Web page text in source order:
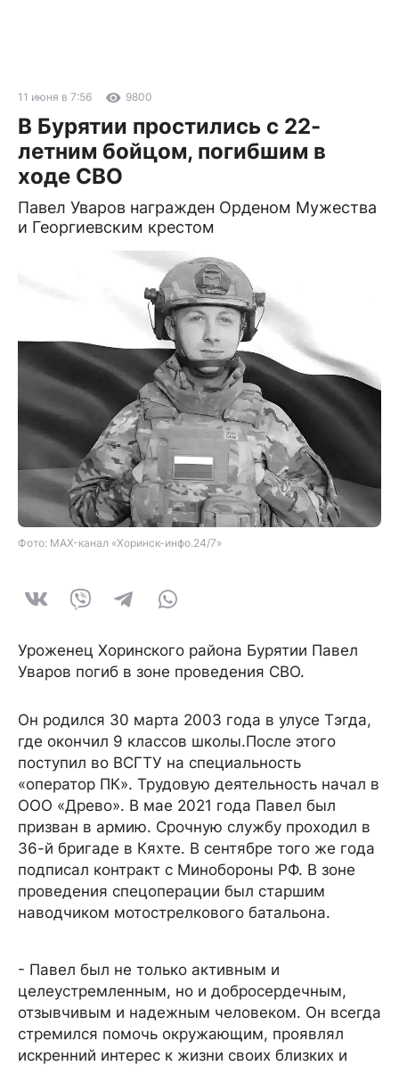
11 июня в 7:56 9800
В Бурятии простились с 22-
летним бойцом, погибшим в
ходе СВО
Павел Уваров награжден Орденом Мужества
и Георгиевским крестом
Фото: MAX-канал «Хоринск-инфо.24/7»
Уроженец Хоринского района Бурятии Павел
Уваров погиб в зоне проведения СВО.
Он родился 30 марта 2003 года в улусе Тэгда,
где окончил 9 классов школы.После этого
поступил во ВСГТУ на специальность
«оператор ПК». Трудовую деятельность начал в
ООО «Древо». В мае 2021 года Павел был
призван в армию. Срочную службу проходил в
36-й бригаде в Кяхте. В сентябре того же года
подписал контракт с Минобороны РФ. В зоне
проведения спецоперации был старшим
наводчиком мотострелкового батальона.
- Павел был не только активным и
целеустремленным, но и добросердечным,
отзывчивым и надежным человеком. Он всегда
стремился помочь окружающим, проявлял
искренний интерес к жизни своих близких и